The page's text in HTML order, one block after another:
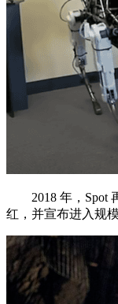
2018 年，Spot
红，并宣布进入规